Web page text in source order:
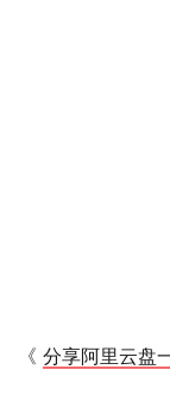
《 分享阿里云盘